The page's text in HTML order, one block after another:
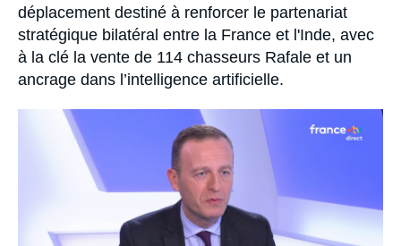
déplacement destiné à renforcer le partenariat
stratégique bilatéral entre la France et l'Inde, avec
à la clé la vente de 114 chasseurs Rafale et un
ancrage dans l’intelligence artificielle.
principale
médiatique